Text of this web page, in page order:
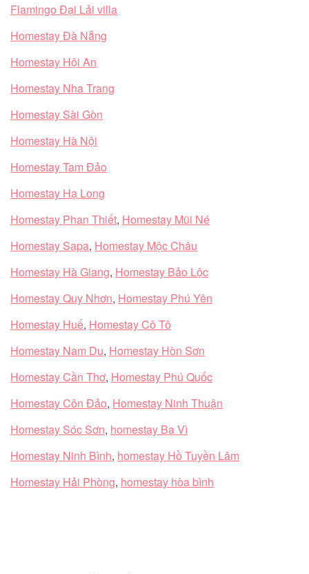
Flamingo Đại Lải villa
Homestay Đà Nẵng
Homestay Hội An
Homestay Nha Trang
Homestay Sài Gòn
Homestay Hà Nội
Homestay Tam Đảo
Homestay Hạ Long
Homestay Phan Thiết, Homestay Mũi Né
Homestay Sapa, Homestay Mộc Châu
Homestay Hà Giang, Homestay Bảo Lộc
Homestay Quy Nhơn, Homestay Phú Yên
Homestay Huế, Homestay Cô Tô
Homestay Nam Du, Homestay Hòn Sơn
Homestay Cần Thơ, Homestay Phú Quốc
Homestay Côn Đảo, Homestay Ninh Thuận
Homestay Sóc Sơn, homestay Ba Vì
Homestay Ninh Bình, homestay Hồ Tuyền Lâm
Homestay Hải Phòng, homestay hòa bình